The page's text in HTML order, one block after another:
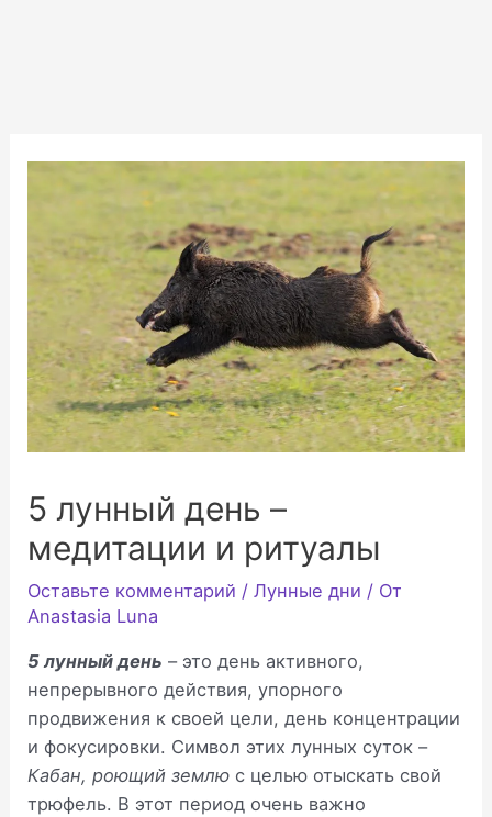
5 лунный день –
медитации и ритуалы
Оставьте комментарий /Лунные дни / От
Anastasia Luna
5 лунный день – это день активного,
непрерывного действия, упорного
продвижения к своей цели, день концентрации
и фокусировки. Символ этих лунных суток –
Кабан, роющий землю с целью отыскать свой
трюфель. В этот период очень важно